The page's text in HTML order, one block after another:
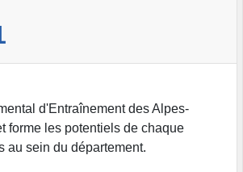
d'Entraînement des Alpes-
forme les potentiels de chaque
au sein du département.